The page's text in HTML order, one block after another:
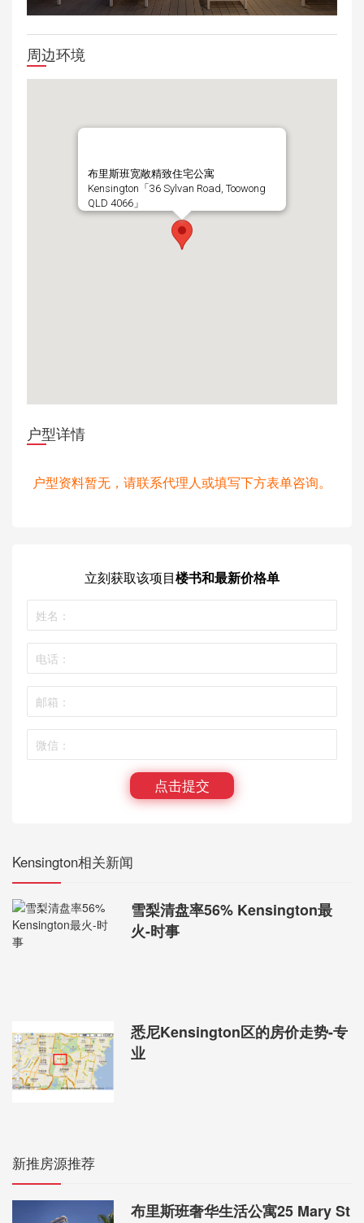
周边环境
布里斯班宽敞精致住宅公寓
Kensington「36 Sylvan Road, Toowong
QLD 4066」
户型详情
户型资料暂无，请联系代理人或填写下方表单咨询。
立刻获取该项目楼书和最新价格单
点击提交
Kensington相关新闻
雪梨清盘率56% Kensington最
火-时事
悉尼Kensington区的房价走势-专
业
新推房源推荐
布里斯班奢华生活公寓25 Mary St